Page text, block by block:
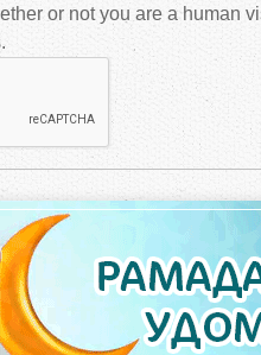
or not you are a human